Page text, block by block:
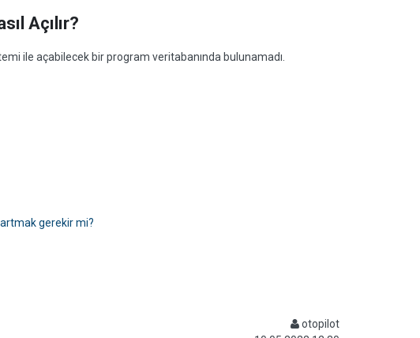
Açılır?
ile açabilecek bir program veritabanında bulunamadı.
gerekir mi?
otopilot